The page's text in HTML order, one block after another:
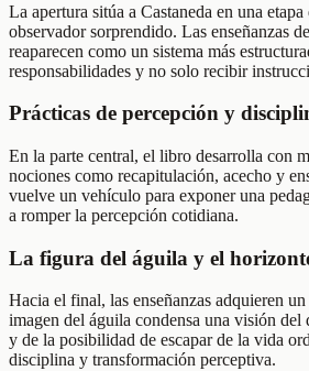
La apertura sitúa a Castaneda en una
observador sorprendido. Las enseñanzas
reaparecen como un sistema más
responsabilidades y no solo recibir
Prácticas de percepción y
En la parte central, el libro desarrolla con
nociones como recapitulación, acecho y
vuelve un vehículo para exponer una
a romper la percepción cotidiana.
La figura del águila y el
Hacia el final, las enseñanzas adquieren
imagen del águila condensa una visión del
y de la posibilidad de escapar de la vida
disciplina y transformación perceptiva.